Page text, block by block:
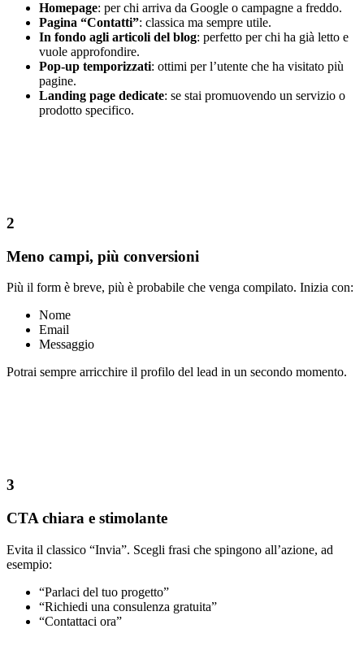
Homepage: per chi arriva da Google o campagne a freddo.
Pagina “Contatti”: classica ma sempre utile.
In fondo agli articoli del blog: perfetto per chi ha già letto e
vuole approfondire.
Pop-up temporizzati: ottimi per l’utente che ha visitato più
pagine.
Landing page dedicate: se stai promuovendo un servizio o
prodotto specifico.
2
Meno campi, più conversioni
Più il form è breve, più è probabile che venga compilato. Inizia con:
Nome
Email
Messaggio
Potrai sempre arricchire il profilo del lead in un secondo momento.
3
CTA chiara e stimolante
Evita il classico “Invia”. Scegli frasi che spingono all’azione, ad
esempio:
“Parlaci del tuo progetto”
“Richiedi una consulenza gratuita”
“Contattaci ora”